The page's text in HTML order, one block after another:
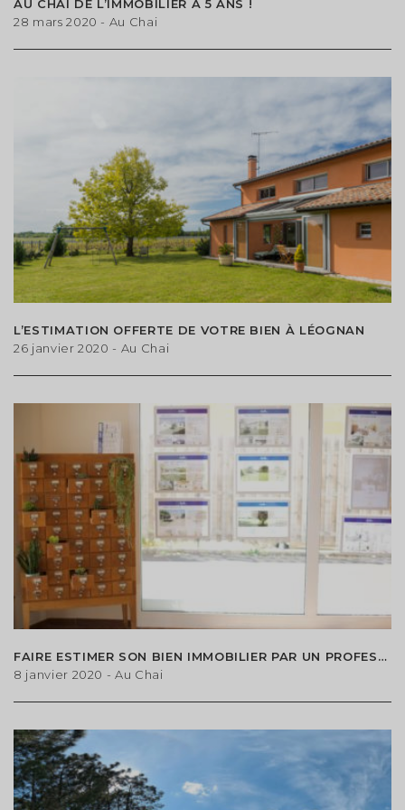
AU CHAI DE L’IMMOBILIER A 5 ANS !
28 mars 2020 - Au Chai
L’ESTIMATION OFFERTE DE VOTRE BIEN À LÉOGNAN
26 janvier 2020 - Au Chai
FAIRE ESTIMER SON BIEN IMMOBILIER PAR UN PROFESSIONNEL À LEOGNAN
8 janvier 2020 - Au Chai
Calme
Piscine
Type de bien
ACCÉDER AU FORMULAIRE